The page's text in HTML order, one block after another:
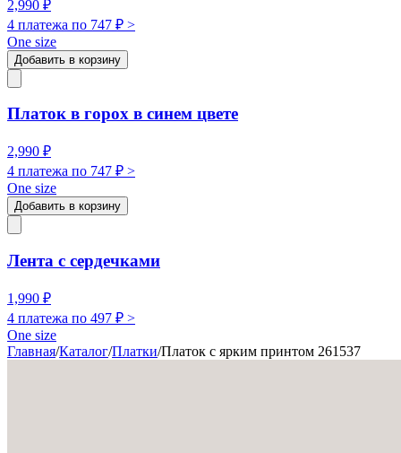
2,990 ₽
4 платежа по 747 ₽ >
One size
Добавить в корзину
Платок в горох в синем цвете
2,990 ₽
4 платежа по 747 ₽ >
One size
Добавить в корзину
Лента с сердечками
1,990 ₽
4 платежа по 497 ₽ >
One size
Главная/Каталог/Платки/Платок с ярким принтом 261537